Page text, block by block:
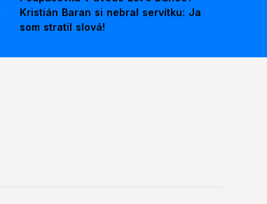
Kristián Baran si nebral servítku: Ja
som stratil slová!